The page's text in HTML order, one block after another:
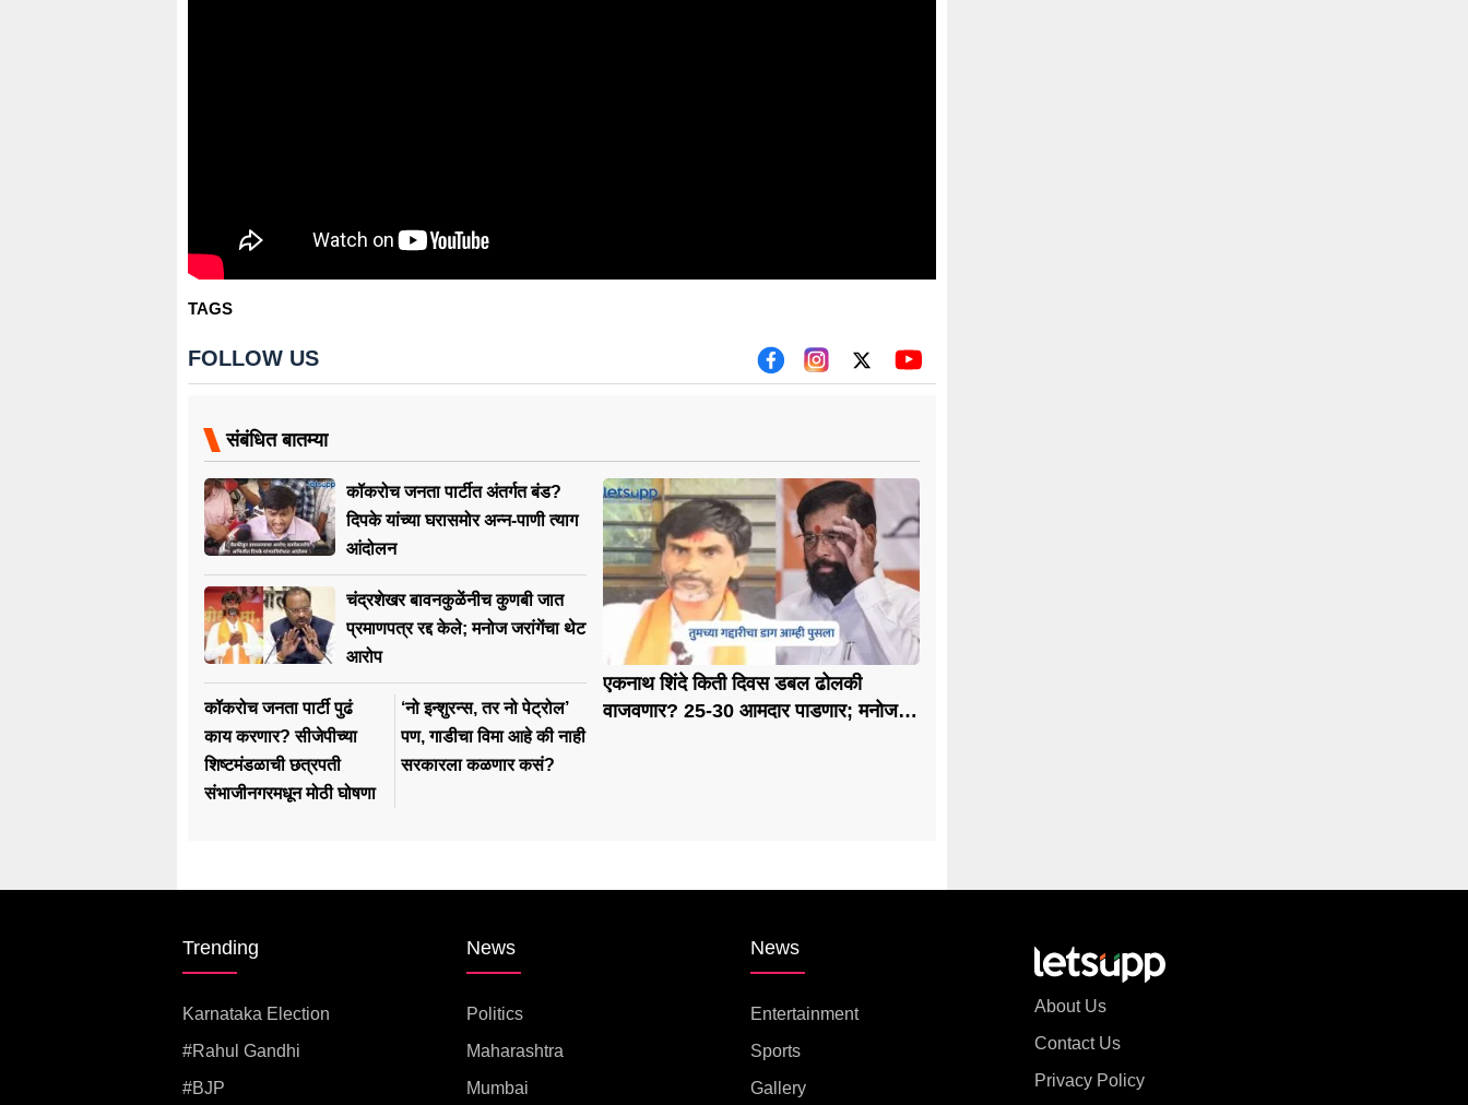
TAGS
FOLLOW US
संबंधित बातम्या
कॉकरोच जनता पार्टीत अंतर्गत बंड?
दिपके यांच्या घरासमोर अन्न-पाणी त्याग
आंदोलन
चंद्रशेखर बावनकुळेंनीच कुणबी जात
प्रमाणपत्र रद्द केले; मनोज जरांगेंचा थेट
आरोप
कॉकरोच जनता पार्टी पुढं
काय करणार? सीजेपीच्या
शिष्टमंडळाची छत्रपती
संभाजीनगरमधून मोठी घोषणा
‘नो इन्शुरन्स, तर नो पेट्रोल’
पण, गाडीचा विमा आहे की नाही
सरकारला कळणार कसं?
एकनाथ शिंदे किती दिवस डबल ढोलकी
वाजवणार? 25-30 आमदार पाडणार; मनोज
Trending
Karnataka Election
#rahul Gandhi
#BJP
News
Politics
Maharashtra
Mumbai
News
Entertainment
Sports
Gallery
About Us
Contact Us
Privacy Policy